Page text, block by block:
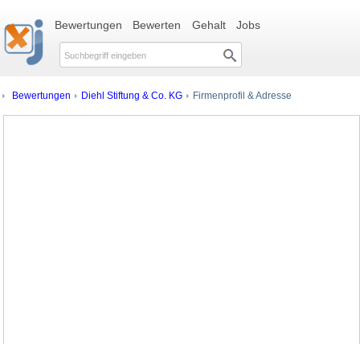
Bewertungen Bewerten Gehalt Jobs
Bewertungen Diehl Stiftung & Co. KG Firmenprofil & Adresse